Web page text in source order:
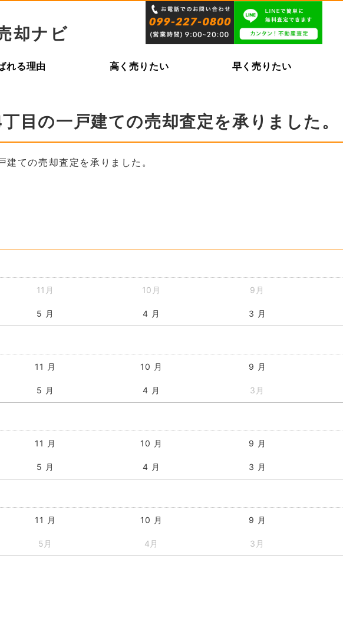
却ナビ
れる理由 高く売りたい 早く売りたい
目の一戸建ての売却査定を承りました。
ての売却査定を承りました。
11月 10月 9月
5 月 4 月 3 月
11 月 10 月 9 月
5 月 4 月 3月
11 月 10 月 9 月
5 月 4 月 3 月
11 月 10 月 9 月
5月 4月 3月